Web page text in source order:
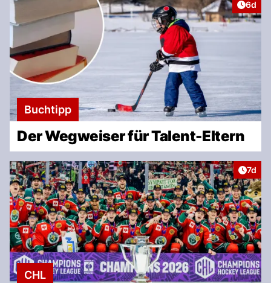
6d
Buchtipp
Der Wegweiser für Talent-Eltern
7d
CHL